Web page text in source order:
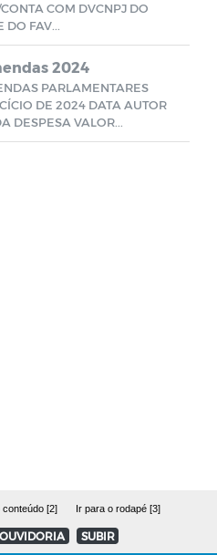
Contas - FUSEM
FUSEM
FUNDEB
Contratações Anual
COM DVCNPJ DO
FAV...
2024
PARLAMENTARES
DE 2024 DATA AUTOR
DESPESA VALOR...
conteúdo [2] Ir para o rodapé [3]
OUVIDORIA SUBIR